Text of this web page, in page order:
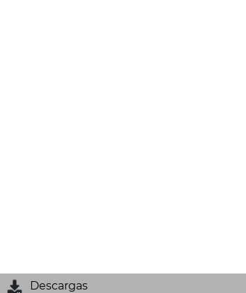
Descargas